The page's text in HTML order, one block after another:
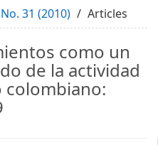
31 (2010) Articles
como un
de la actividad
colombiano: